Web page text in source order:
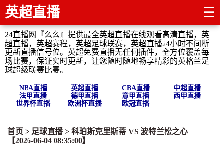
英超直播 ☰
24直播网『么么』提供最全英超直播在线观看高清直播，英
超直播，英超赛程，英超足球联赛，英超直播24小时不间断
更新直播信号位。英超免费直播无任何插件，全方位覆盖每
场比赛，保证实时更新，让您随时随地畅享精彩的英格兰足
球超级联赛比赛。
NBA直播 英超直播 CBA直播
中超直播
法甲直播
德甲直播 意甲直播
西甲直播
世界杯直播
欧洲杯直播 欧冠直播
首页 > 足球直播> 科珀斯克里斯蒂 VS 波特兰松之心
【2026-06-04 08:35:00】